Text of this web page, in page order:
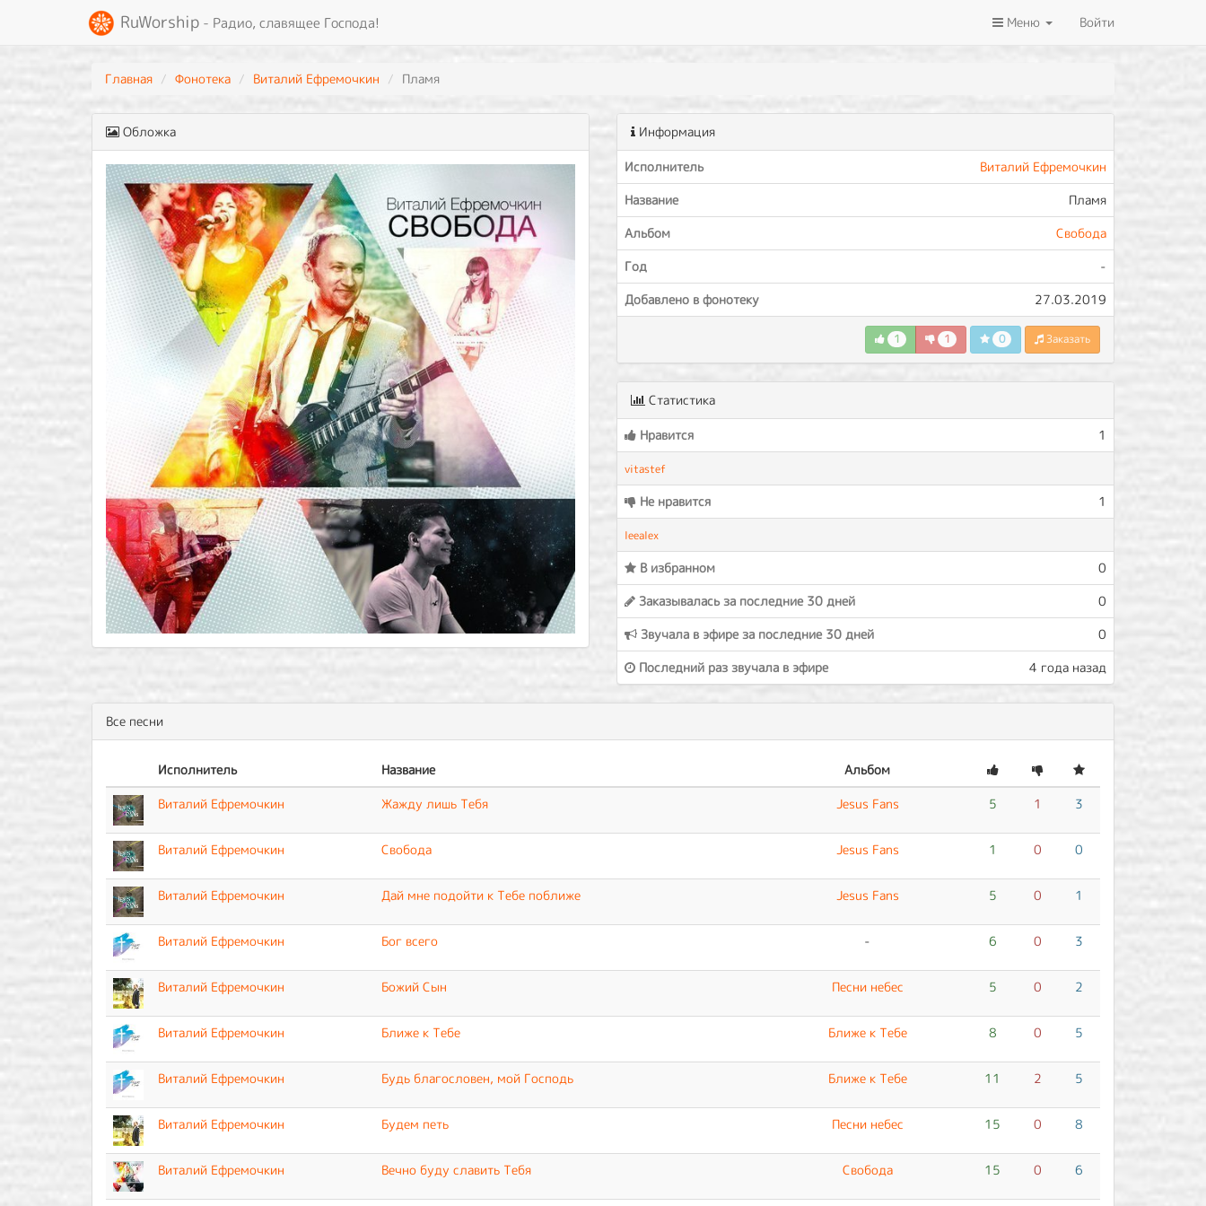
RuWorship - Радио, славящее Господа! Меню Войти
Главная Фонотека Виталий Ефремочкин Пламя
Обложка Информация
Исполнитель
Виталий Ефремочкин
Название
Пламя
Альбом
Свобода
Год
-
Добавлено в фонотеку
27.03.2019
1 1 0 Заказать
Статистика
Нравится 1
vitastef
Не нравится 1
leealex
В избранном
0
Заказывалась за последние 30 дней
0
Звучала в эфире за последние 30 дней
0
Последний раз звучала в эфире
4 года назад
Все песни
Исполнитель Название
Альбом
Виталий Ефремочкин
Жажду лишь Тебя Jesus Fans 5 1 3
Виталий Ефремочкин Свобода Jesus Fans 1 0 0
Виталий Ефремочкин Дай мне подойти к Тебе поближе Jesus Fans 5 0 1
Виталий Ефремочкин Бог всего - 6 0 3
Виталий Ефремочкин Божий Сын Песни небес 5 0 2
Виталий Ефремочкин Ближе к Тебе Ближе к Тебе 8 0 5
Виталий Ефремочкин Будь благословен, мой Господь Ближе к Тебе 11 2 5
Виталий Ефремочкин Будем петь Песни небес 15 0 8
Виталий Ефремочкин Вечно буду славить Тебя Свобода 15 0 6